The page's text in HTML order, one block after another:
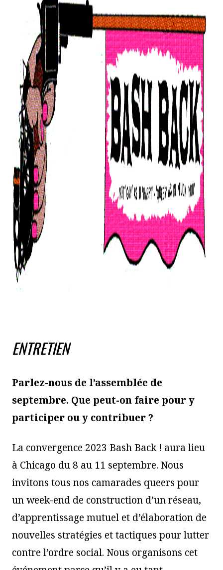
ENTRETIEN
Parlez-nous de l’assemblée de
septembre. Que peut-on faire pour y
participer ou y contribuer ?
La convergence 2023 Bash Back ! aura lieu
à Chicago du 8 au 11 septembre. Nous
invitons tous nos camarades queers pour
un week-end de construction d’un réseau,
d’apprentissage mutuel et d’élaboration de
nouvelles stratégies et tactiques pour lutter
contre l’ordre social. Nous organisons cet